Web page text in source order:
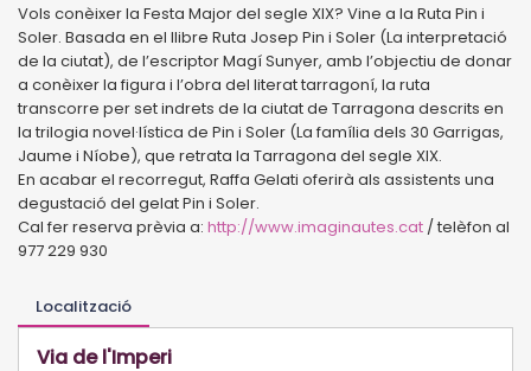
Vols conèixer la Festa Major del segle XIX? Vine a la Ruta Pin i
Soler. Basada en el llibre Ruta Josep Pin i Soler (La interpretació
de la ciutat), de l’escriptor Magí Sunyer, amb l’objectiu de donar
a conèixer la figura i l’obra del literat tarragoní, la ruta
transcorre per set indrets de la ciutat de Tarragona descrits en
la trilogia novel·lística de Pin i Soler (La família dels 30 Garrigas,
Jaume i Níobe), que retrata la Tarragona del segle XIX.
En acabar el recorregut, Raffa Gelati oferirà als assistents una
degustació del gelat Pin i Soler.
Cal fer reserva prèvia a: http://www.imaginautes.cat / telèfon al
977 229 930
Localització
Via de l'Imperi